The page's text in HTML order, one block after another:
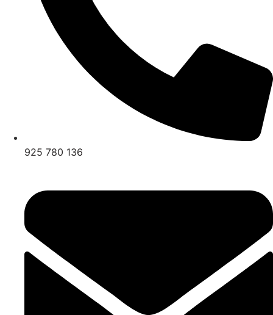
925 780 136